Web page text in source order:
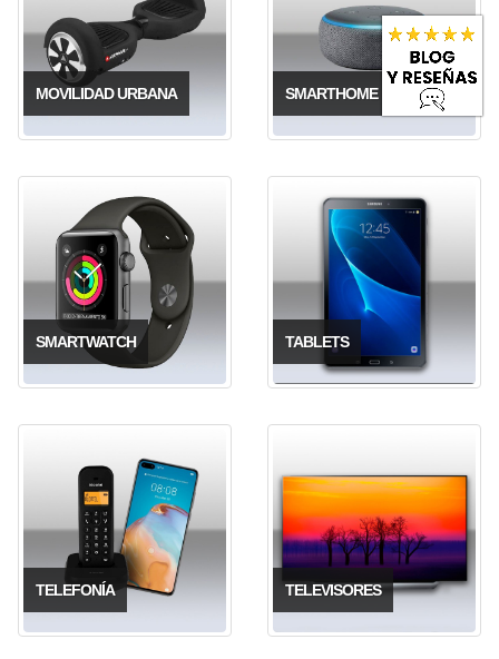
MOVILIDAD URBANA SMARTHOME
SMARTWATCH TABLETS
TELEFONÍA TELEVISORES